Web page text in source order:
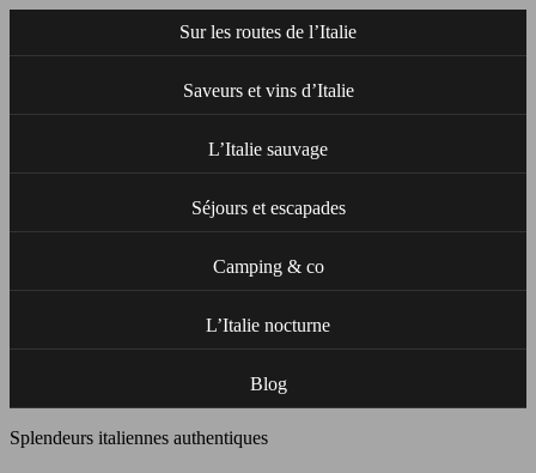
Sur les routes de l’Italie
Saveurs et vins d’Italie
L’Italie sauvage
Séjours et escapades
Camping & co
L’Italie nocturne
Blog
Splendeurs italiennes authentiques